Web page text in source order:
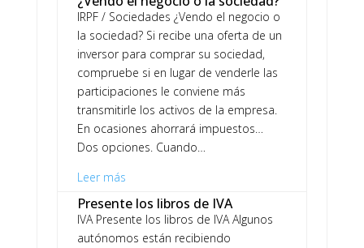
IRPF / Sociedades ¿Vendo el negocio o
la sociedad? Si recibe una oferta de un
inversor para comprar su sociedad,
compruebe si en lugar de venderle las
participaciones le conviene más
transmitirle los activos de la empresa.
En ocasiones ahorrará impuestos…
Dos opciones. Cuando…
Leer más
Presente los libros de IVA
IVA Presente los libros de IVA Algunos
autónomos están recibiendo